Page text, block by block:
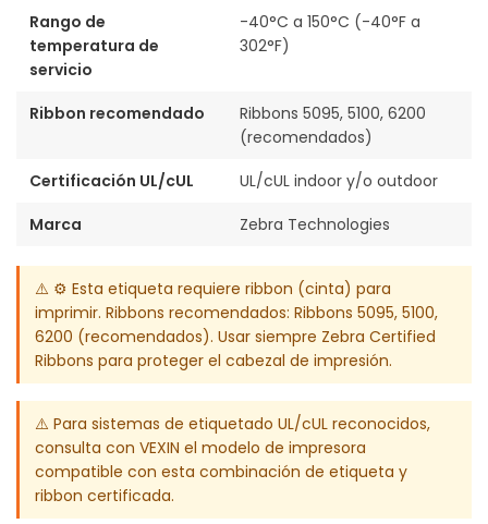
Rango de
temperatura de
servicio
-40°C a 150°C (-40°F a
302°F)
Ribbon recomendado
Ribbons 5095, 5100, 6200
(recomendados)
Certificación UL/cUL
UL/cUL indoor y/o outdoor
Marca
Zebra Technologies
⚠️ ⚙️ Esta etiqueta requiere ribbon (cinta) para
imprimir. Ribbons recomendados: Ribbons 5095, 5100,
6200 (recomendados). Usar siempre Zebra Certified
Ribbons para proteger el cabezal de impresión.
⚠️ Para sistemas de etiquetado UL/cUL reconocidos,
consulta con VEXIN el modelo de impresora
compatible con esta combinación de etiqueta y
ribbon certificada.